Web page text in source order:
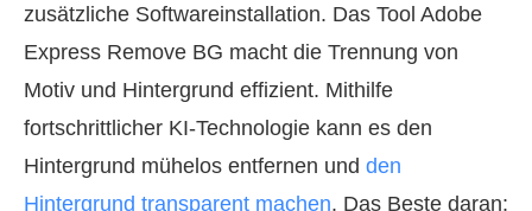
zusätzliche Softwareinstallation. Das Tool Adobe
Express Remove BG macht die Trennung von
Motiv und Hintergrund effizient. Mithilfe
fortschrittlicher KI-Technologie kann es den
Hintergrund mühelos entfernen und den
Hintergrund transparent machen. Das Beste daran: